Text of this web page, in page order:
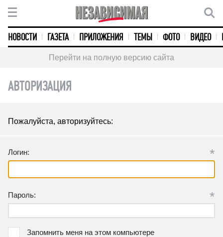
НОВОСТИ ГАЗЕТА ПРИЛОЖЕНИЯ ТЕМЫ ФОТО ВИДЕО
Перейти на полную версию сайта
АВТОРИЗАЦИЯ
Пожалуйста, авторизуйтесь:
Логин: *
Пароль: *
Запомнить меня на этом компьютере